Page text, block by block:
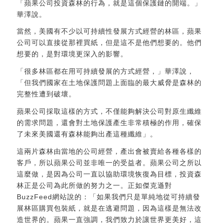
「蘋果公司投資森林的行為，就是這個保護鏈的開端。」
華澤說。
當然，美國有不少以可持續性發展方式經營的林區，蘋果
公司可以直接從那裡買紙，但是這不是他們想要的。他們
想要的，是對環境更深入的影響。
「很多林區都在用可持續發展的方式經營，」華澤說，
「但我們國家在土地保護問題上面臨的最大威脅是森林的
完整性遭到破壞。
蘋果公司採取這樣的方式，不僅能夠解決公司對原生纖維
的需求問題，還會對土地保護產生非常積極的作用，確保
了未來美國還有森林能夠出產這種纖維」。
這兩片森林由當地的公司經營，產出會被賣給各種各樣的
客戶，所以蘋果公司並非唯一的受益者。蘋果公司之所以
這麼做，是因為公司一直以協助環境恢復為目標，投資森
林正是公司為此所做的努力之一。正如傑克遜對
BuzzFeed網站說的：「如果我們只是單純地從可持續發
展林區購買包裝紙，就是在逃避問題，因為這樣是無法改
造世界的。蘋果一直強調，我們致力於讓世界更美好，這